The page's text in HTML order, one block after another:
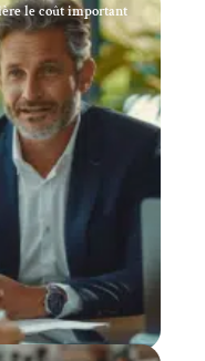
le coût important